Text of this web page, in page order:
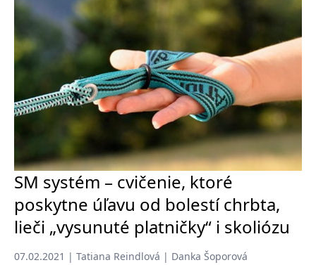
SM systém – cvičenie, ktoré
poskytne úľavu od bolestí chrbta,
lieči „vysunuté platničky“ i skoliózu
07.02.2021 | Tatiana Reindlová | Danka Šoporová